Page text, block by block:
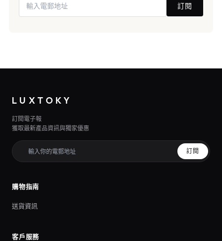
訂閱
LUXTOKY
訂閱電子報
獲取最新產品資訊與獨家優惠
訂閱
購物指南
送貨資訊
客戶服務